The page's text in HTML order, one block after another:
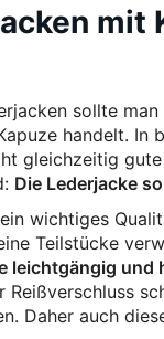
mit
sollte
handelt. In
gleichzeitig
Die Lederjacke
wichtiges
Teilstücke
leichtgängig und
Reißverschluss
Daher auch